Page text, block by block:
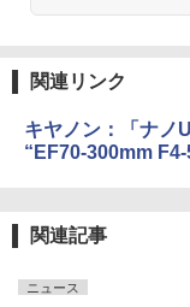
関連リンク
キヤノン：「ナノ
“EF70-300mm
関連記事
ニュース